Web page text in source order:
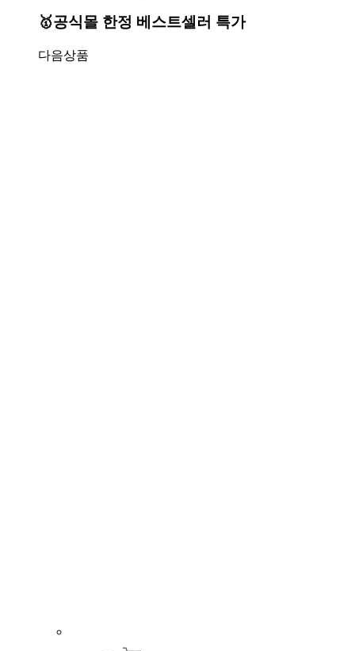
🥇공식몰 한정 베스트셀러 특가
다음상품